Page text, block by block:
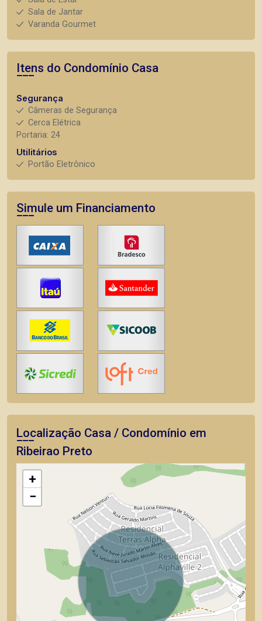
Sala de Jantar
Varanda Gourmet
Itens do Condomínio Casa
Segurança
Câmeras de Segurança
Cerca Elétrica
Portaria: 24
Utilitários
Portão Eletrônico
Simule um Financiamento
Localização Casa / Condomínio em
Ribeirao Preto
+
−